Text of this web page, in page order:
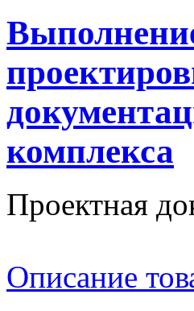
комплекса
Проектная
Описание